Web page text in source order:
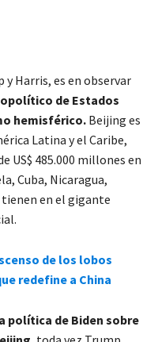
y Harris, es en observar
de Estados
hemisférico. Beijing es
Latina y el Caribe,
US$ 485.000 millones en
Cuba, Nicaragua,
tienen en el gigante
de los lobos
redefine a China
política de Biden sobre